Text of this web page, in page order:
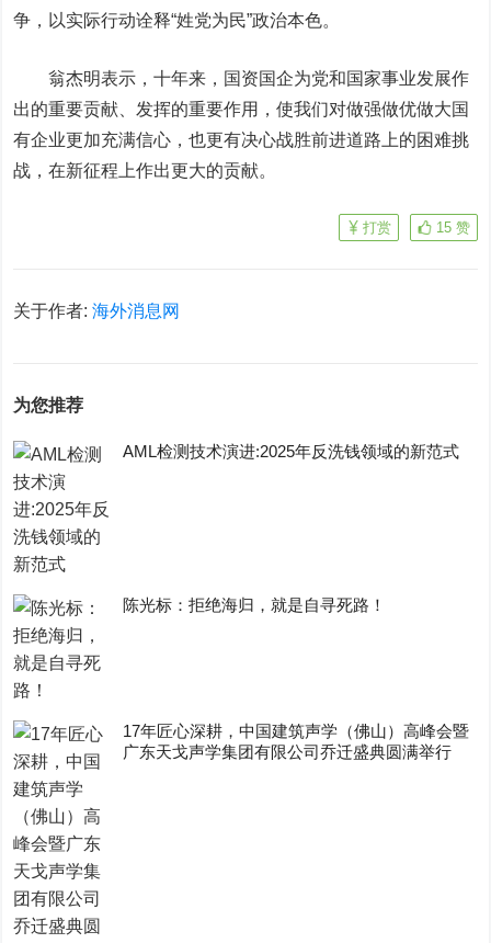
争，以实际行动诠释“姓党为民”政治本色。
翁杰明表示，十年来，国资国企为党和国家事业发展作
出的重要贡献、发挥的重要作用，使我们对做强做优做大国
有企业更加充满信心，也更有决心战胜前进道路上的困难挑
战，在新征程上作出更大的贡献。
15 赞
打赏
关于作者:海外消息网
为您推荐
AML检测技术演进:2025年反洗钱领域的新范式
陈光标：拒绝海归，就是自寻死路！
17年匠心深耕，中国建筑声学（佛山）高峰会暨
广东天戈声学集团有限公司乔迁盛典圆满举行